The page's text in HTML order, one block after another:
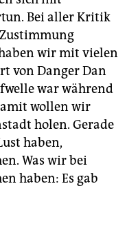
Bei aller Kritik
wir mit vielen
von Danger Dan
war während
wollen wir
holen. Gerade
haben,
Was wir bei
haben: Es gab